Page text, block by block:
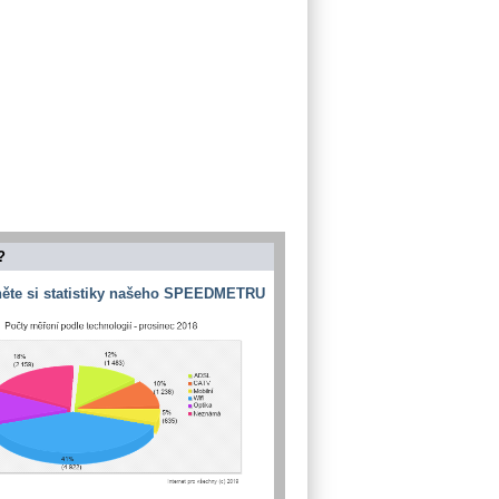
si statistiky našeho SPEEDMETRU